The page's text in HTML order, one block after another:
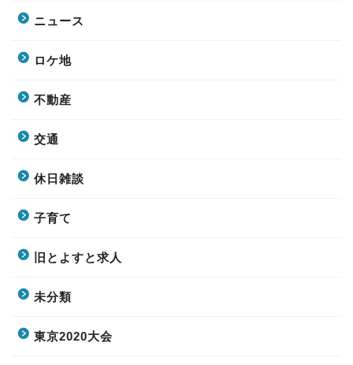
ニュース
ロケ地
不動産
交通
休日雑談
子育て
旧とよすと求人
未分類
東京2020大会